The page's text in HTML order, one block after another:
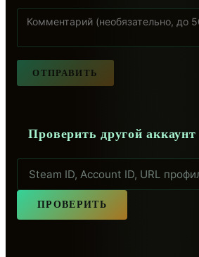
ОТПРАВИТЬ
Проверить другой аккаунт
ПРОВЕРИТЬ